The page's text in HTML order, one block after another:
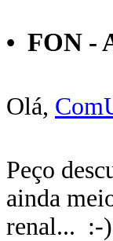
• FON -
Olá,
Peço
ainda
renal... :-)